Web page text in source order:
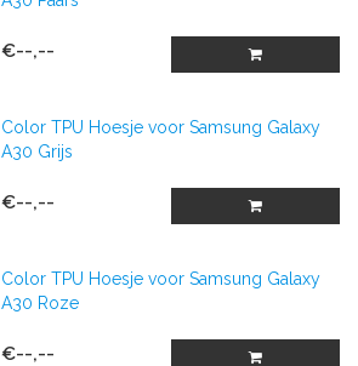
€--,--
Color TPU Hoesje voor Samsung Galaxy
A30 Grijs
€--,--
Color TPU Hoesje voor Samsung Galaxy
A30 Roze
€--,--